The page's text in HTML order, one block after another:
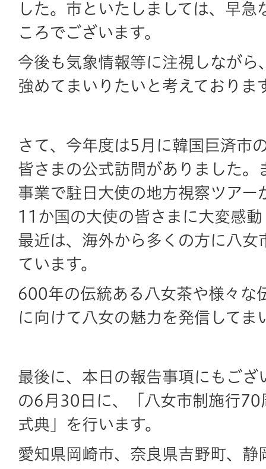
した。市といたしましては、早急
ころでございます。
今後も気象情報等に注視しながら
強めてまいりたいと考えておりま
さて、今年度は5月に韓国巨済市
皆さまの公式訪問がありました。
事業で駐日大使の地方視察ツアー
11か国の大使の皆さまに大変感
最近は、海外から多くの方に八女
ています。
600年の伝統ある八女茶や様々な
に向けて八女の魅力を発信してま
最後に、本日の報告事項にもござ
の6月30日に、「八女市制施行
式典」を行います。
愛知県岡崎市、奈良県吉野町、静